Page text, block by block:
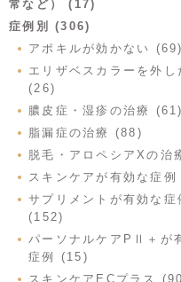
常など） (17)
症例別 (306)
アポキルが効かない (69)
エリザベスカラーを外し
(26)
膿皮症・湿疹の治療 (61)
脂漏症の治療 (88)
脱毛・アロペシアXの治
スキンケアが有効な症
サプリメントが有効な症
(152)
パーソナルケアPⅡ＋が
症例 (15)
スキンケアECプラス